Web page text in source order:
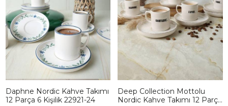
Daphne Nordic Kahve Takımı
12 Parça 6 Kişilik 22921-24
Deep Collection Mottolu
Nordic Kahve Takımı 12 Parça